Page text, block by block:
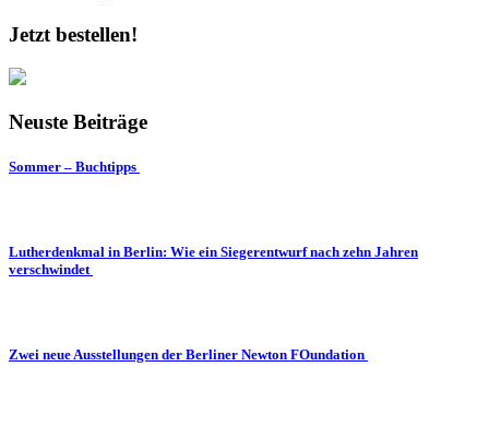
Jetzt bestellen!
Neuste Beiträge
Sommer – Buchtipps
Lutherdenkmal in Berlin: Wie ein Siegerentwurf nach zehn Jahren
verschwindet
Zwei neue Ausstellungen der Berliner Newton FOundation